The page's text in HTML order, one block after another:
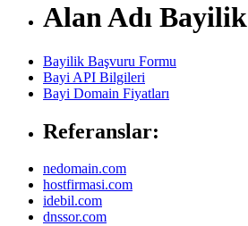
Alan Adı Bayilik
Bayilik Başvuru Formu
Bayi API Bilgileri
Bayi Domain Fiyatları
Referanslar:
nedomain.com
hostfirmasi.com
idebil.com
dnssor.com